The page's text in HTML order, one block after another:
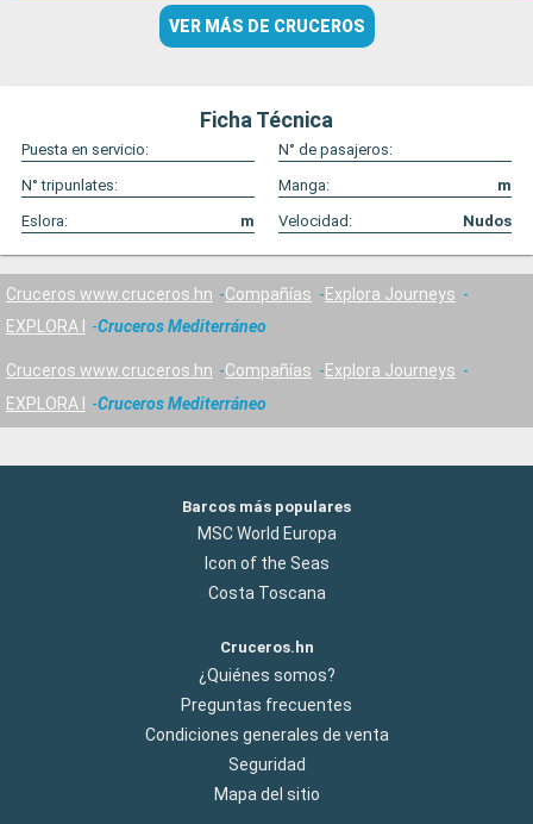
VER MÁS DE CRUCEROS
Ficha Técnica
Puesta en servicio:
N° de pasajeros:
N° tripunlates:
Manga:
m
Eslora:
m Velocidad: Nudos
Cruceros www.cruceros.hn Compañías
Explora Journeys
EXPLORA I
Cruceros Mediterráneo
Cruceros www.cruceros.hn Compañías
Explora Journeys
EXPLORA I
Cruceros Mediterráneo
Barcos más populares
MSC World Europa
Icon of the Seas
Costa Toscana
Cruceros.hn
¿Quiénes somos?
Preguntas frecuentes
Condiciones generales de venta
Seguridad
Mapa del sitio